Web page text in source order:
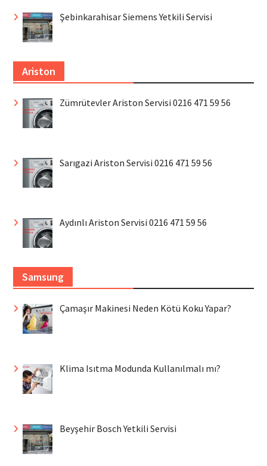
Şebinkarahisar Siemens Yetkili Servisi
Ariston
Zümrütevler Ariston Servisi 0216 471 59 56
Sarıgazi Ariston Servisi 0216 471 59 56
Aydınlı Ariston Servisi 0216 471 59 56
Samsung
Çamaşır Makinesi Neden Kötü Koku Yapar?
Klima Isıtma Modunda Kullanılmalı mı?
Beyşehir Bosch Yetkili Servisi